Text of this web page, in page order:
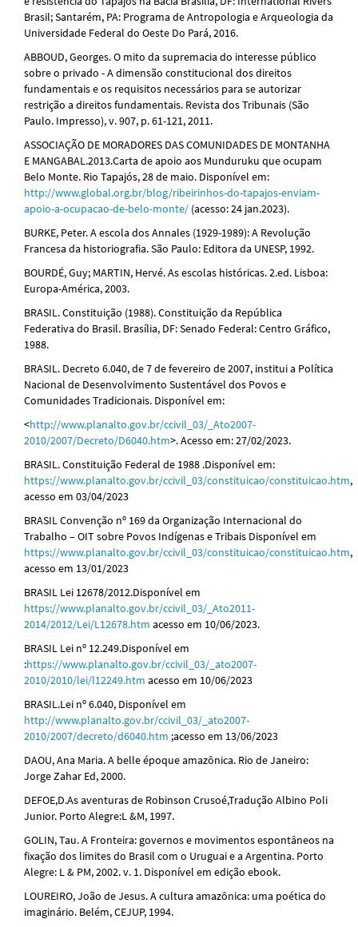
Brasil; Santarém, PA: Programa de Antropologia e Arqueologia da
Universidade Federal do Oeste Do Pará, 2016.
ABBOUD, Georges. O mito da supremacia do interesse público
sobre o privado - A dimensão constitucional dos direitos
fundamentais e os requisitos necessários para se autorizar
restrição a direitos fundamentais. Revista dos Tribunais (São
Paulo. Impresso), v. 907, p. 61-121, 2011.
ASSOCIAÇÃO DE MORADORES DAS COMUNIDADES DE MONTANHA
E MANGABAL.2013.Carta de apoio aos Munduruku que ocupam
Belo Monte. Rio Tapajós, 28 de maio. Disponível em:
http://www.global.org.br/blog/ribeirinhos-do-tapajos-enviam-
apoio-a-ocupacao-de-belo-monte/ (acesso: 24 jan.2023).
BURKE, Peter. A escola dos Annales (1929-1989): A Revolução
Francesa da historiografia. São Paulo: Editora da UNESP, 1992.
BOURDÉ, Guy; MARTIN, Hervé. As escolas históricas. 2.ed. Lisboa:
Europa-América, 2003.
BRASIL. Constituição (1988). Constituição da República
Federativa do Brasil. Brasília, DF: Senado Federal: Centro Gráfico,
1988.
BRASIL. Decreto 6.040, de 7 de fevereiro de 2007, institui a Política
Nacional de Desenvolvimento Sustentável dos Povos e
Comunidades Tradicionais. Disponível em:
<http://www.planalto.gov.br/ccivil_03/_Ato2007-
2010/2007/Decreto/D6040.htm>. Acesso em: 27/02/2023.
BRASIL. Constituição Federal de 1988 .Disponível em:
https://www.planalto.gov.br/ccivil_03/constituicao/constituicao.htm,
acesso em 03/04/2023
BRASIL Convenção nº 169 da Organização Internacional do
Trabalho – OIT sobre Povos Indígenas e Tribais Disponível em
https://www.planalto.gov.br/ccivil_03/constituicao/constituicao.htm,
acesso em 13/01/2023
BRASIL Lei 12678/2012.Disponível em
https://www.planalto.gov.br/ccivil_03/_Ato2011-
2014/2012/Lei/L12678.htm acesso em 10/06/2023.
BRASIL Lei nº 12.249.Disponível em
:https://www.planalto.gov.br/ccivil_03/_ato2007-
2010/2010/lei/l12249.htm acesso em 10/06/2023
BRASIL.Lei nº 6.040, Disponível em
http://www.planalto.gov.br/ccivil_03/_ato2007-
2010/2007/decreto/d6040.htm ;acesso em 13/06/2023
DAOU, Ana Maria. A belle époque amazônica. Rio de Janeiro:
Jorge Zahar Ed, 2000.
DEFOE,D.As aventuras de Robinson Crusoé,Tradução Albino Poli
Junior. Porto Alegre:L &M, 1997.
GOLIN, Tau. A Fronteira: governos e movimentos espontâneos na
fixação dos limites do Brasil com o Uruguai e a Argentina. Porto
Alegre: L & PM, 2002. v. 1. Disponível em edição ebook.
LOUREIRO, João de Jesus. A cultura amazônica: uma poética do
imaginário. Belém, CEJUP, 1994.